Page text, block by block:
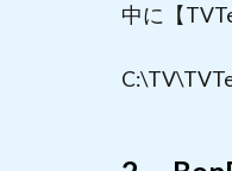
中に【